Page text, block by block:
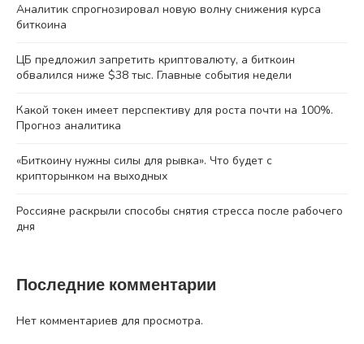
Аналитик спрогнозировал новую волну снижения курса
биткоина
ЦБ предложил запретить криптовалюту, а биткоин
обвалился ниже $38 тыс. Главные события недели
Какой токен имеет перспективу для роста почти на 100%.
Прогноз аналитика
«Биткоину нужны силы для рывка». Что будет с
крипторынком на выходных
Россияне раскрыли способы снятия стресса после рабочего
дня
Последние комментарии
Нет комментариев для просмотра.